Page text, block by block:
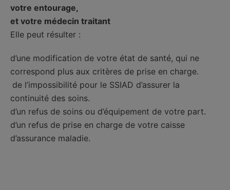
votre entourage,
et votre médecin traitant
Elle peut résulter :
d’une modification de votre état de santé, qui ne
correspond plus aux critères de prise en charge.
de l’impossibilité pour le SSIAD d’assurer la
continuité des soins.
d’un refus de soins ou d’équipement de votre part.
d’un refus de prise en charge de votre caisse
d’assurance maladie.